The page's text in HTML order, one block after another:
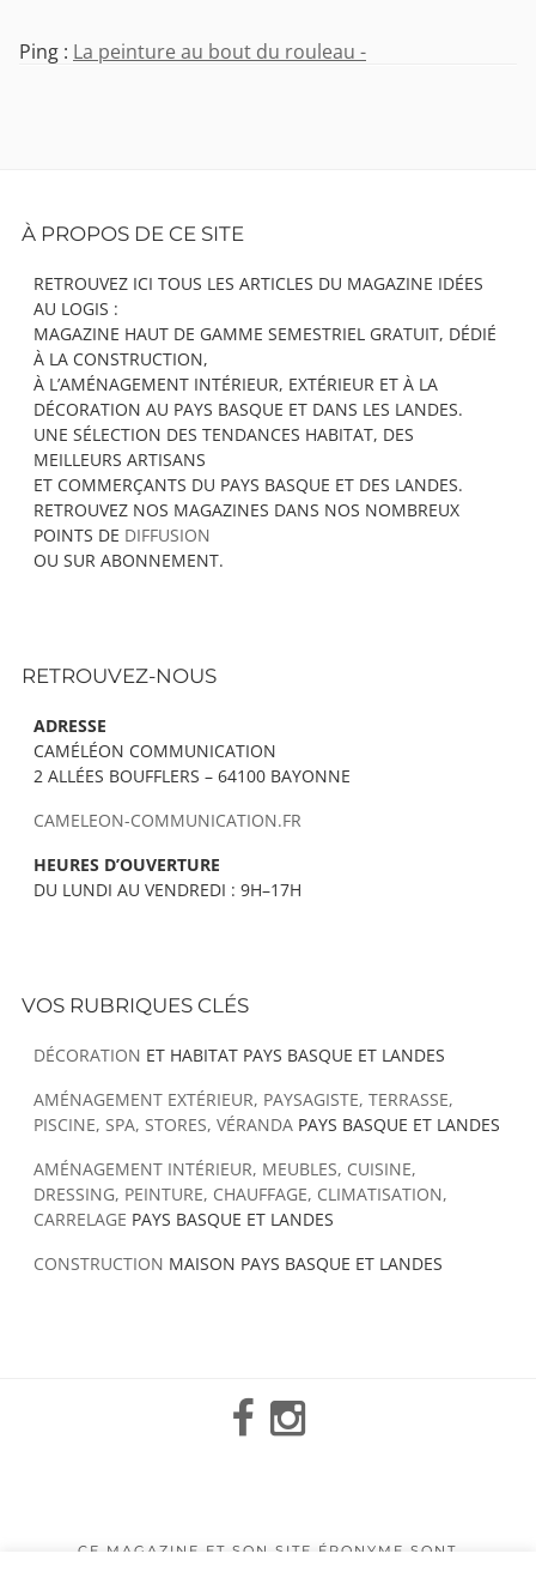
Ping : La peinture au bout du rouleau -
Content
À PROPOS DE CE SITE
RETROUVEZ ICI TOUS LES ARTICLES DU MAGAZINE IDÉES
AU LOGIS :
MAGAZINE HAUT DE GAMME SEMESTRIEL GRATUIT, DÉDIÉ
À LA CONSTRUCTION,
À L’AMÉNAGEMENT INTÉRIEUR, EXTÉRIEUR ET À LA
DÉCORATION AU PAYS BASQUE ET DANS LES LANDES.
UNE SÉLECTION DES TENDANCES HABITAT, DES
MEILLEURS ARTISANS
ET COMMERÇANTS DU PAYS BASQUE ET DES LANDES.
RETROUVEZ NOS MAGAZINES DANS NOS NOMBREUX
POINTS DE DIFFUSION
OU SUR ABONNEMENT.
RETROUVEZ-NOUS
ADRESSE
CAMÉLÉON COMMUNICATION
2 ALLÉES BOUFFLERS – 64100 BAYONNE
CAMELEON-COMMUNICATION.FR
HEURES D’OUVERTURE
DU LUNDI AU VENDREDI : 9H–17H
VOS RUBRIQUES CLÉS
DÉCORATION ET HABITAT PAYS BASQUE ET LANDES
AMÉNAGEMENT EXTÉRIEUR, PAYSAGISTE, TERRASSE,
PISCINE, SPA, STORES, VÉRANDA PAYS BASQUE ET LANDES
AMÉNAGEMENT INTÉRIEUR, MEUBLES, CUISINE,
DRESSING, PEINTURE, CHAUFFAGE, CLIMATISATION,
CARRELAGE PAYS BASQUE ET LANDES
CONSTRUCTION MAISON PAYS BASQUE ET LANDES
Facebook
CE MAGAZINE ET SON SITE ÉPONYME SONT